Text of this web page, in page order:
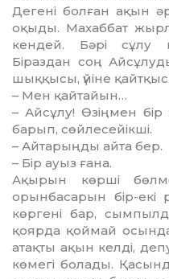
Дегені бол­ған ақын
оқыды. Махаббат
кен­дей. Бәрі сұлу
Біраздан соң
шық­қысы, үйіне
– Мен қайтайын…
– Айсұлу! Өзіңмен
барып, сөй­ле­сейік­ші.
– Айтарыңды айта бер.
– Бір ауыз ғана.
Ақырын көрші
орынбасарын бір-екі
көргені бар,
қоярда қоймай
атақ­ты ақын келді,
көмегі бо­ла­ды.